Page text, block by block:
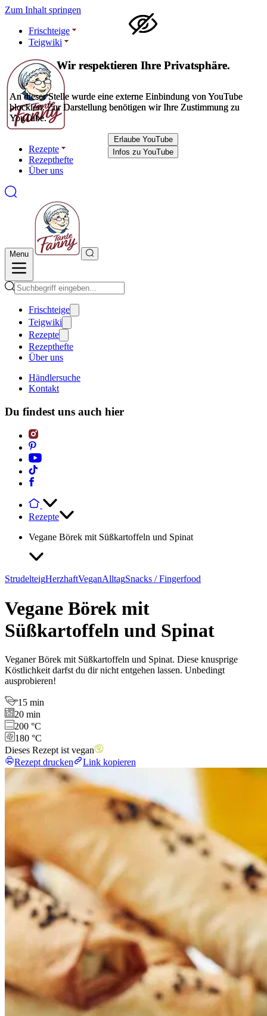
Zum Inhalt springen
Frischteige
Teigwiki
Rezepte
Rezepthefte
Über uns
Menu
Frischteige
Teigwiki
Rezepte
Rezepthefte
Über uns
Händlersuche
Kontakt
Du findest uns auch hier
Rezepte
Vegane Börek mit Süßkartoffeln und Spinat
StrudelteigHerzhaftVeganAlltagSnacks / Fingerfood
Vegane Börek mit
Süßkartoffeln und Spinat
Veganer Börek mit Süßkartoffeln und Spinat. Diese knusprige
Köstlichkeit darfst du dir nicht entgehen lassen. Unbedingt
ausprobieren!
15 min
20 min
200 °C
180 °C
Dieses Rezept ist vegan
Rezept drucken
Link kopieren
Wir respektieren Ihre Privatsphäre.
An dieser Stelle wurde eine externe Einbindung von YouTube
blockiert. Zur Darstellung benötigen wir Ihre Zustimmung zu
YouTube.
Erlaube YouTube
Infos zu YouTube
Wir respektieren Ihre Privatsphäre.
An dieser Stelle wurde eine externe Einbindung von YouTube
blockiert. Zur Darstellung benötigen wir Ihre Zustimmung zu
YouTube.
Erlaube YouTube
Infos zu YouTube